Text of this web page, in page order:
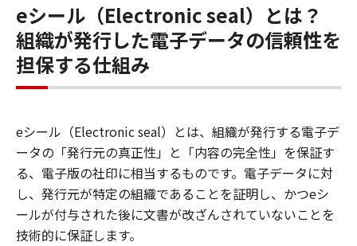
eシール（Electronic seal）とは？
組織が発行した電子データの信頼性を
担保する仕組み
eシール（Electronic seal）とは、組織が発行する電子デ
ータの「発行元の真正性」と「内容の完全性」を保証す
る、電子版の社印に相当するものです。電子データに対
し、発行元が特定の組織であることを証明し、かつeシ
ールが付与された後に文書が改ざんされていないことを
技術的に保証します。